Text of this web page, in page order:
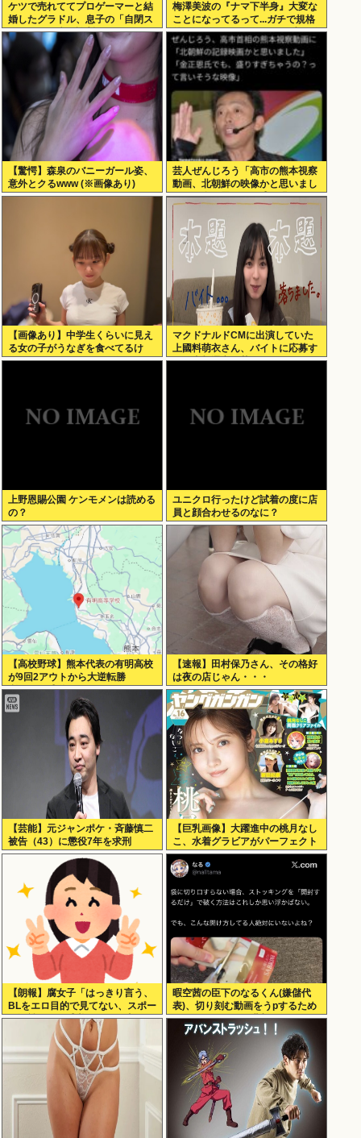
ケツで売れててプロゲーマーと結
婚したグラドル、息子の「自閉ス
ペクトラム症」診断にショックで
泣く
梅澤美波の『ナマ下半身』大変な
ことになってるって...ガチで規格
外すぎるwwwよくこんなの生配信
したよなwww
【驚愕】森泉のバニーガール姿、
意外とクるwww (※画像あり)
芸人ぜんじろう「高市の熊本視察
動画、北朝鮮の映像かと思いまし
たわ！金正恩でも、盛り過ぎや
ろ！言いますよ！？」
【画像あり】中学生くらいに見え
る女の子がうなぎを食べてるけ
ど、おっぱいにしか目が行かない
マクドナルドCMに出演していた
上國料萌衣さん、バイトに応募す
るも書類選考で落ちる
上野恩賜公園 ケンモメンは読める
の？
ユニクロ行ったけど試着の度に店
員と顔合わせるのなに？
【高校野球】熊本代表の有明高校
が9回2アウトから大逆転勝
利！！！感動をありがとう
【速報】田村保乃さん、その格好
は夜の店じゃん・・・
【芸能】元ジャンポケ・斉藤慎二
被告（43）に懲役7年を求刑
【巨乳画像】大躍進中の桃月なし
こ、水着グラビアがパーフェクト
ボディすぎるwww
【朗報】腐女子「はっきり言う、
BLをエロ目的で見てない、スポー
ツ観戦と同じ感覚。男とは違
暇空茜の臣下のなるくん(嫌儲代
表)、切り刻む動画をうpするため
にストッキングを購入、ハサミを
入れて感触を楽しむ